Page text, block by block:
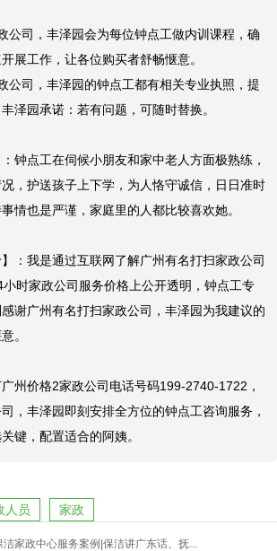
公司，丰泽园会为每位钟点工做内训课程，确
展工作，让各位购买者舒畅惬意。
公司，丰泽园的钟点工都有相关专业执照，提
泽园承诺：若有问题，可随时替换。
：钟点工在伺候小朋友和家中老人方面极熟练，
，护送孩子上下学，为人恪守诚信，日日准时
情也是严谨，家庭里的人都比较喜欢她。
】：我是通过互联网了解广州有名打扫家政公司
时家政公司服务价格上公开透明，钟点工专
谢广州有名打扫家政公司，丰泽园为我建议的
。
广州价格2家政公司电话号码199-2740-1722，
，丰泽园即刻安排全方位的钟点工咨询服务，
键，配置适合的阿姨。
人员 家政
洁家政中心服务案例|保洁讲广东话、抚...